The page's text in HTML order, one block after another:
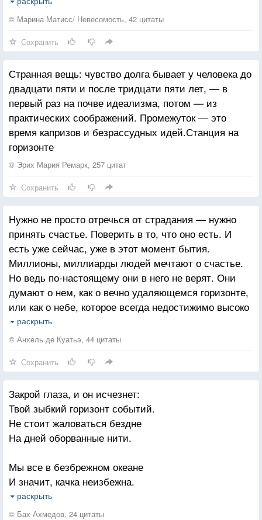
когда границы неба и земли были спрятаны от
© Марина Матисс/ Невесомость, 42 цитаты
Сохранить
Странная вещь: чувство долга бывает у человека до
двадцати пяти и после тридцати пяти лет, — в
первый раз на почве идеализма, потом — из
практических соображений. Промежуток — это
время капризов и безрассудных идей.Станция на
горизонте
© Эрих Мария Ремарк, 257 цитат
Сохранить
Нужно не просто отречься от страдания — нужно
принять счастье. Поверить в то, что оно есть. И
есть уже сейчас, уже в этот момент бытия.
Миллионы, миллиарды людей мечтают о счастье.
Но ведь по-настоящему они в него не верят. Они
думают о нем, как о вечно удаляющемся горизонте,
или как о небе, которое всегда недостижимо высоко
над головой. Но горизонт здесь — под ногами, а
небо — вот оно, начинается от земли.
раскрыть
© Анхель де Куатьэ, 44 цитаты
Сохранить
Закрой глаза, и он исчезнет:
Твой зыбкий горизонт событий.
Не стоит жаловаться бездне
На дней оборванные нити.
Мы все в безбрежном океане
И значит, качка неизбежна.
Все растворяется в тумане,
Но в нем горит маяк надежды.
раскрыть
© Бах Ахмедов, 24 цитаты